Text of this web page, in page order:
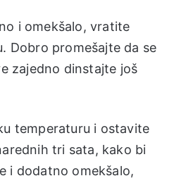
i omekšalo, vratite
Dobro promešajte da se
zajedno dinstajte još
temperaturu i ostavite
tri sata, kako bi
i dodatno omekšalo,